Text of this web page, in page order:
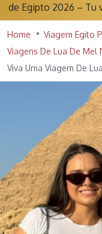
de Egipto 2026 – Tu
Home
Viagem Egito
Viagens De Lua De Mel
Viva Uma Viagem De